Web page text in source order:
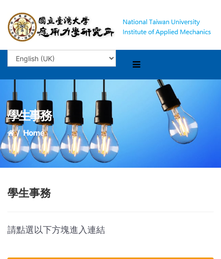
學生事務
Home
學生事務
請點選以下方塊進入連結